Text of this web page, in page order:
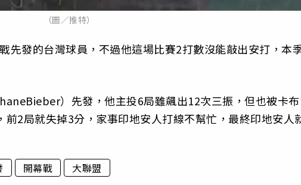
（圖／推特）
先發的台灣球員，不過他這場比賽2打數沒能敲出安打，本
）先發，他主投6局雖飆出12次三振，但也被卡
2局就失掉3分，家事印地安人打線不幫忙，最終印地安人
開幕戰 大聯盟